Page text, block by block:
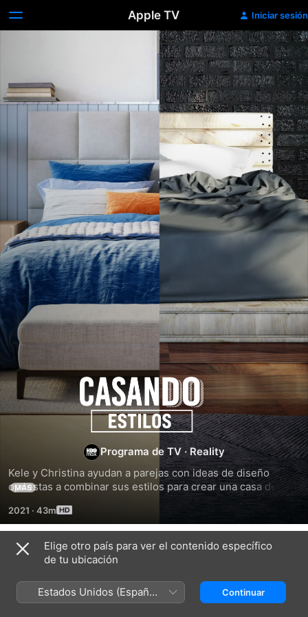
Apple TV Iniciar sesión
Casando
Estilos
Programa de TV ·Reality
Kele y Christina ayudan a parejas con ideas de diseño
opuestas a combinar sus estilos para crear una casa de
MÁS
2021 · 43m
Temporada 1
Elige otro país para ver el contenido específico
de tu ubicación
Estados Unidos (Español
México)
Continuar